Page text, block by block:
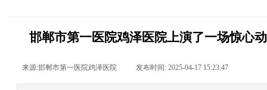
邯郸市第一医院鸡泽医院上演了一场惊心
来源:邯郸市第一医院鸡泽医院 发布时间: 2025-04-17 15:23:47